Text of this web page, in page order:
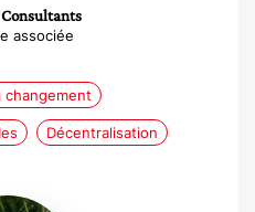
associée
changement
Décentralisation
Micha